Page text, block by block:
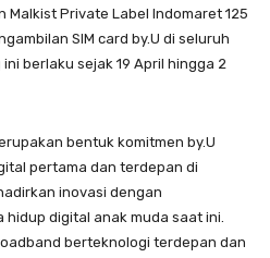
Private Label Indomaret 125
SIM card by.U di seluruh
berlaku sejak 19 April hingga 2
bentuk komitmen by.U
pertama dan terdepan di
inovasi dengan
hidup digital anak muda saat ini.
berteknologi terdepan dan